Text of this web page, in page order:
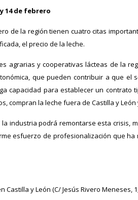
14 de febrero
de la región tienen cuatro citas
el precio de la leche.
agrarias y cooperativas lácteas de la
que pueden contribuir a que
para establecer un
compran la leche fuera de Castilla y León
industria podrá remontarse esta
esfuerzo de profesionalización que
y León (C/ Jesús Rivero Meneses,